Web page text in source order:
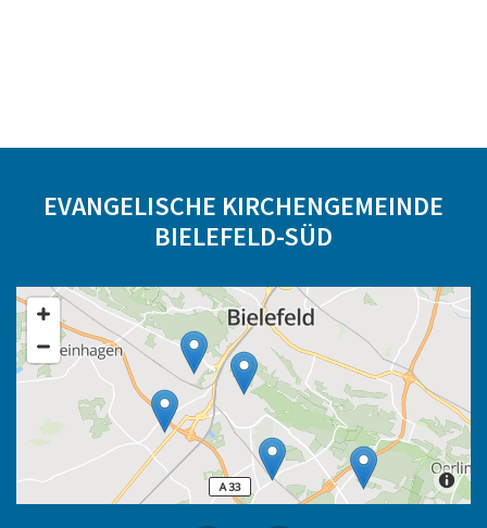
EVANGELISCHE KIRCHENGEMEINDE
BIELEFELD-SÜD